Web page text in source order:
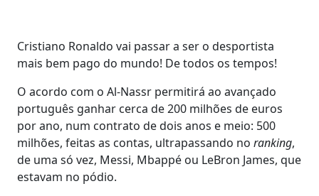
Cristiano Ronaldo vai passar a ser o desportista
mais bem pago do mundo! De todos os tempos!
O acordo com o Al-Nassr permitirá ao avançado
português ganhar cerca de 200 milhões de euros
por ano, num contrato de dois anos e meio: 500
milhões, feitas as contas, ultrapassando no ranking,
de uma só vez, Messi, Mbappé ou LeBron James, que
estavam no pódio.